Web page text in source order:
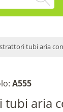
tubi aria
A555
tubi aria